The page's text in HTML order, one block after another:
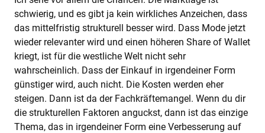
schwierig, und es gibt ja kein wirkliches Anzeichen, dass
das mittelfristig strukturell besser wird. Dass Mode jetzt
wieder relevanter wird und einen höheren Share of Wallet
kriegt, ist für die westliche Welt nicht sehr
wahrscheinlich. Dass der Einkauf in irgendeiner Form
günstiger wird, auch nicht. Die Kosten werden eher
steigen. Dann ist da der Fachkräftemangel. Wenn du dir
die strukturellen Faktoren anguckst, dann ist das einzige
Thema, das in irgendeiner Form eine Verbesserung auf